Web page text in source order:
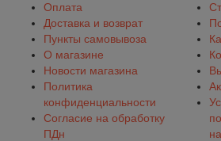
Оплата
Доставка и возврат
Пункты самовывоза
О магазине
Новости магазина
Политика
конфиденциальности
Согласие на обработку
ПДн